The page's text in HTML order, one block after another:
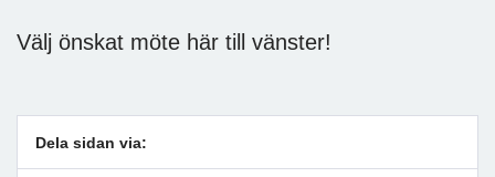
Välj önskat möte här till vänster!
Dela sidan via: